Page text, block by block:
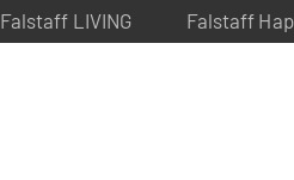
Falstaff LIVING Falstaff